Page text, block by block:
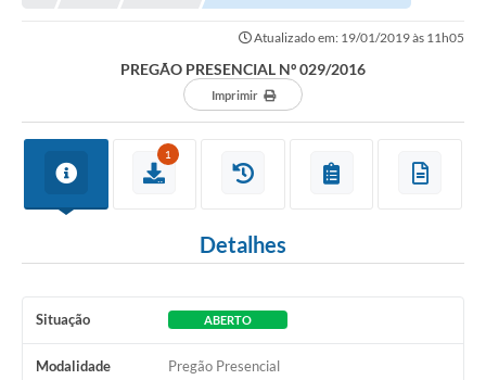
Atualizado em: 19/01/2019 às 11h05
PREGÃO PRESENCIAL Nº 029/2016
Imprimir
1
Detalhes
Situação ABERTO
Modalidade Pregão Presencial